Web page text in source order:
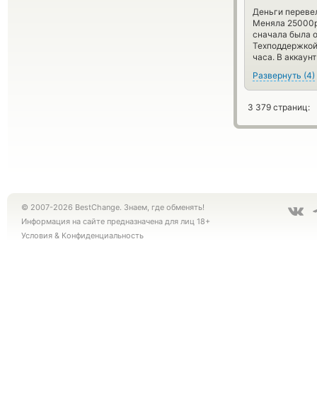
Деньги
Меняла
сначала была
часа. В
Развернуть (4)
3 379 страниц:
© 2007-2026 BestChange. Знаем, где обменять!
Информация на сайте предназначена для лиц 18+
Условия & Конфиденциальность